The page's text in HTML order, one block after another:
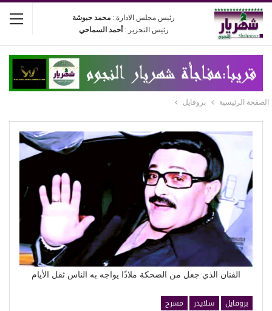
رئيس مجلس الادارة : محمد حبوشة
رئيس التحرير : أحمد السماحي
الصفحة الرئيسية بروفايل
الفنان الذي جعل من الضحكة ملاذًا يواجه به الناس ثقل الأيام
بروفايل سلايدر
مسرح